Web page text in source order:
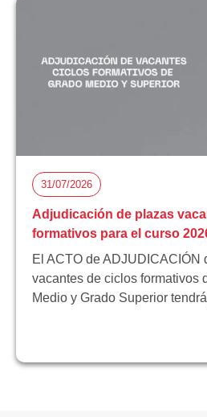
31/07/2026
Adjudicación de plazas
formativos para el curso
El ACTO de ADJUDICACIÓN
vacantes de ciclos formativos
Medio y Grado Superior